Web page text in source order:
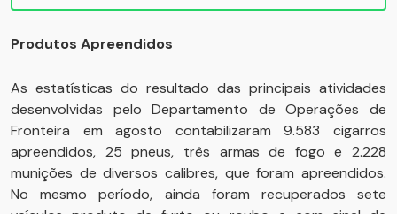
Produtos Apreendidos
As estatísticas do resultado das principais atividades
desenvolvidas pelo Departamento de Operações de
Fronteira em agosto contabilizaram 9.583 cigarros
apreendidos, 25 pneus, três armas de fogo e 2.228
munições de diversos calibres, que foram apreendidos.
No mesmo período, ainda foram recuperados sete